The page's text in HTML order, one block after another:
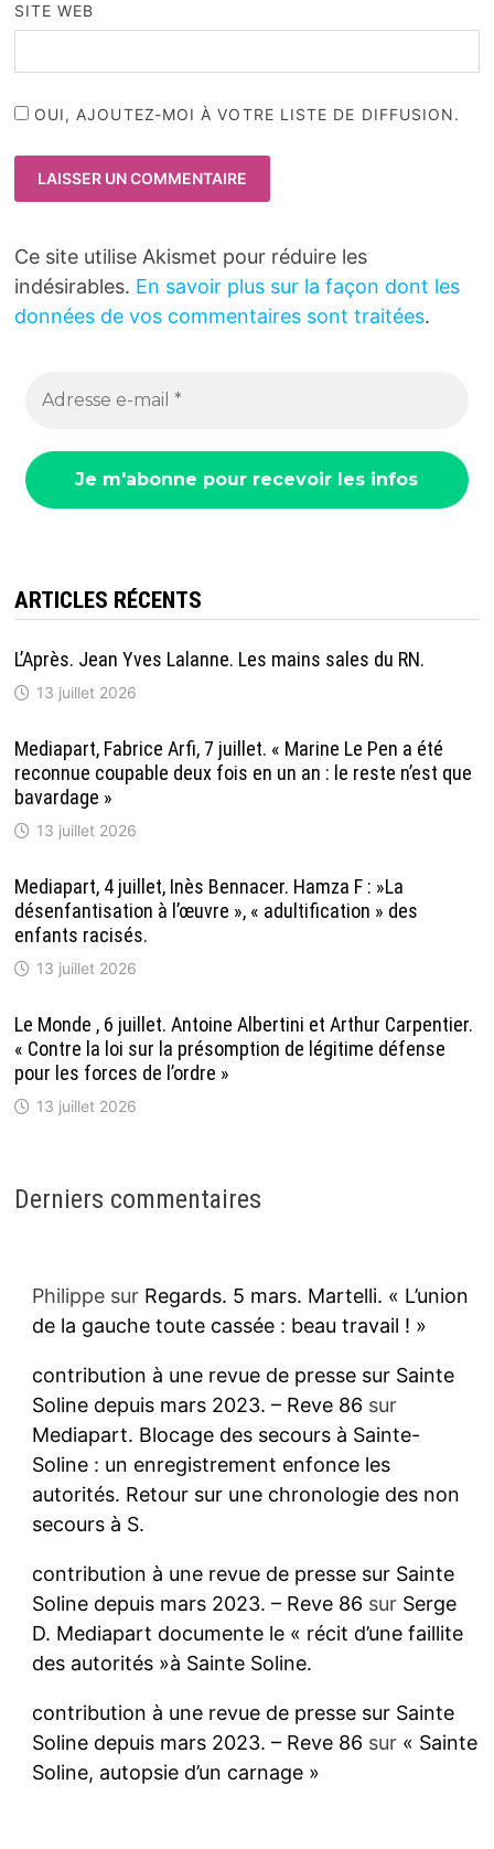
SITE WEB
OUI, AJOUTEZ-MOI À VOTRE LISTE DE DIFFUSION.
Ce site utilise Akismet pour réduire les
indésirables. En savoir plus sur la façon dont les
données de vos commentaires sont traitées.
ARTICLES RÉCENTS
L’Après. Jean Yves Lalanne. Les mains sales du RN.
13 juillet 2026
Mediapart, Fabrice Arfi, 7 juillet. « Marine Le Pen a été
reconnue coupable deux fois en un an : le reste n’est que
bavardage »
13 juillet 2026
Mediapart, 4 juillet, Inès Bennacer. Hamza F : »La
désenfantisation à l’œuvre », « adultification » des
enfants racisés.
13 juillet 2026
Le Monde , 6 juillet. Antoine Albertini et Arthur Carpentier.
« Contre la loi sur la présomption de légitime défense
pour les forces de l’ordre »
13 juillet 2026
Derniers commentaires
Philippesur Regards. 5 mars. Martelli. « L’union
de la gauche toute cassée : beau travail ! »
contribution à une revue de presse sur Sainte
Soline depuis mars 2023. – Reve 86 sur
Mediapart. Blocage des secours à Sainte-
Soline : un enregistrement enfonce les
autorités. Retour sur une chronologie des non
secours à S.
contribution à une revue de presse sur Sainte
Soline depuis mars 2023. – Reve 86 sur Serge
D. Mediapart documente le « récit d’une faillite
des autorités »à Sainte Soline.
contribution à une revue de presse sur Sainte
Soline depuis mars 2023. – Reve 86 sur « Sainte
Soline, autopsie d’un carnage »